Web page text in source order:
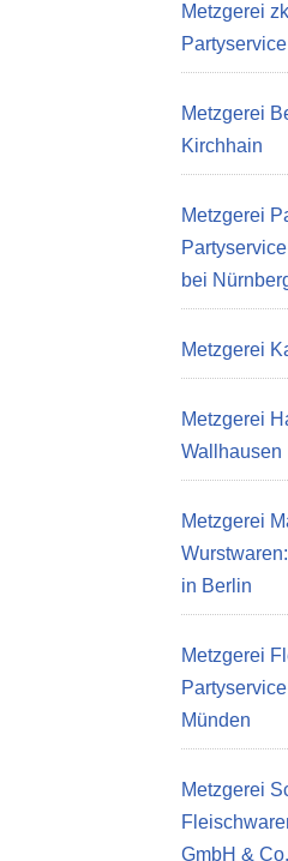
Metzgerei
Metzgerei
Kirchhain
Metzgerei
bei
Metzgerei
Metzgerei
Wallhausen
Metzgerei
in Berlin
Metzgerei
Münden
Metzgerei
GmbH &